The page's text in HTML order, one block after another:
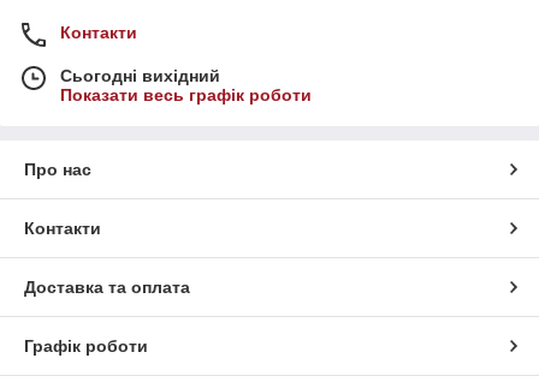
Контакти
Сьогодні вихідний
Показати весь графік роботи
Про нас
Контакти
Доставка та оплата
Графік роботи